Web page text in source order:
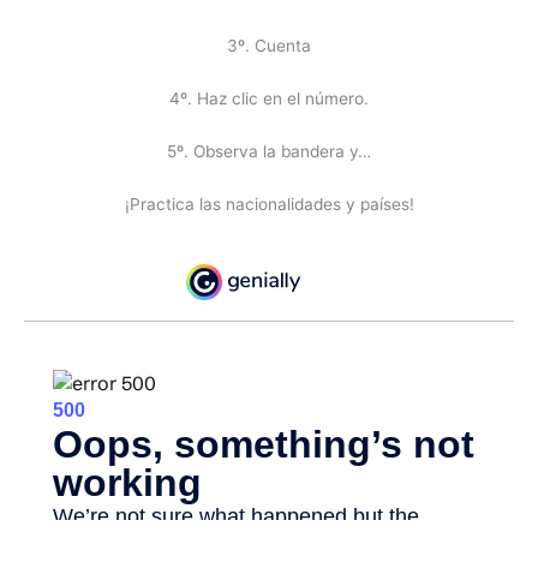
3º. Cuenta
4º. Haz clic en el número.
5º. Observa la bandera y…
¡Practica las nacionalidades y países!